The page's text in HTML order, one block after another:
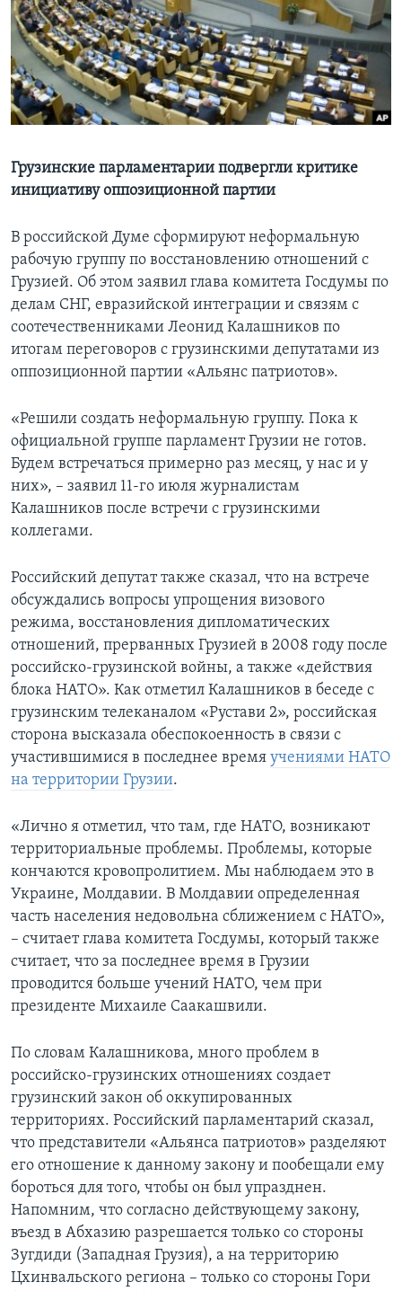
Learning English
СОЦИАЛЬНЫЕ СЕТИ
Языки
Грузинские парламентарии подвергли критике
инициативу оппозиционной партии
В российской Думе сформируют неформальную
рабочую группу по восстановлению отношений с
Грузией. Об этом заявил глава комитета Госдумы по
делам СНГ, евразийской интеграции и связям с
соотечественниками Леонид Калашников по
итогам переговоров с грузинскими депутатами из
оппозиционной партии «Альянс патриотов».
«Решили создать неформальную группу. Пока к
официальной группе парламент Грузии не готов.
Будем встречаться примерно раз месяц, у нас и у
них», – заявил 11-го июля журналистам
Калашников после встречи с грузинскими
коллегами.
Российский депутат также сказал, что на встрече
обсуждались вопросы упрощения визового
режима, восстановления дипломатических
отношений, прерванных Грузией в 2008 году после
российско-грузинской войны, а также «действия
блока НАТО». Как отметил Калашников в беседе с
грузинским телеканалом «Рустави 2», российская
сторона высказала обеспокоенность в связи с
участившимися в последнее время учениями НАТО
на территории Грузии.
«Лично я отметил, что там, где НАТО, возникают
территориальные проблемы. Проблемы, которые
кончаются кровопролитием. Мы наблюдаем это в
Украине, Молдавии. В Молдавии определенная
часть населения недовольна сближением с НАТО»,
– считает глава комитета Госдумы, который также
считает, что за последнее время в Грузии
проводится больше учений НАТО, чем при
президенте Михаиле Саакашвили.
По словам Калашникова, много проблем в
российско-грузинских отношениях создает
грузинский закон об оккупированных
территориях. Российский парламентарий сказал,
что представители «Альянса патриотов» разделяют
его отношение к данному закону и пообещали ему
бороться для того, чтобы он был упразднен.
Напомним, что согласно действующему закону,
въезд в Абхазию разрешается только со стороны
Зугдиди (Западная Грузия), а на территорию
Цхинвальского региона – только со стороны Гори